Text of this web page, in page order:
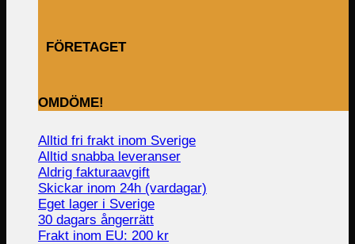
FÖRETAGET
OMDÖME!
Alltid fri frakt inom Sverige
Alltid snabba leveranser
Aldrig fakturaavgift
Skickar inom 24h (vardagar)
Eget lager i Sverige
30 dagars ångerrätt
Frakt inom EU: 200 kr